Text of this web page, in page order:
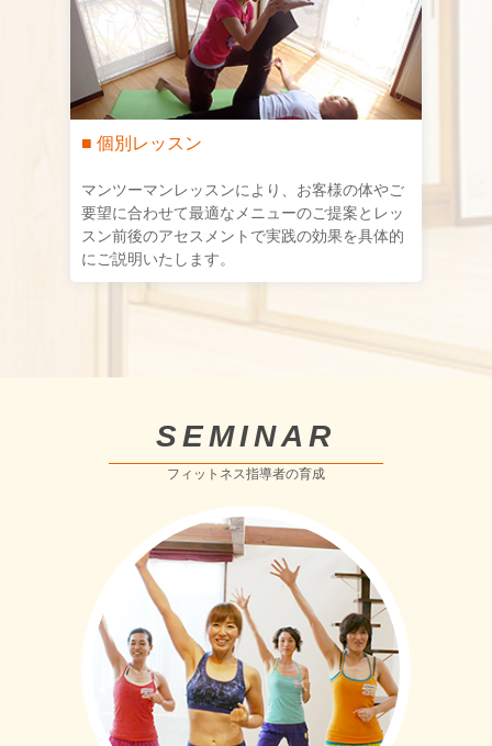
■ 個別レッスン
マンツーマンレッスンにより、お客様の体やご
要望に合わせて最適なメニューのご提案とレッ
スン前後のアセスメントで実践の効果を具体的
にご説明いたします。
SEMINAR
フィットネス指導者の育成